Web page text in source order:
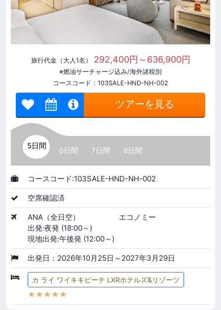
旅行代金（大人1名） 292,400円～636,900円
※燃油サーチャージ込み/海外諸税別
コースコード：103SALE-HND-NH-002
ツアーを見る
5日間
6日間 7日間 8日間
コースコード:103SALE-HND-NH-002
空席確認済
ANA（全日空）
エコノミー
出発:夜発 (18:00～)
現地出発:午後発 (12:00～)
出発日：2026年10月25日～2027年3月29日
カ ライ ワイキキビーチ LXRホテルズ&リゾーツ
★★★★★